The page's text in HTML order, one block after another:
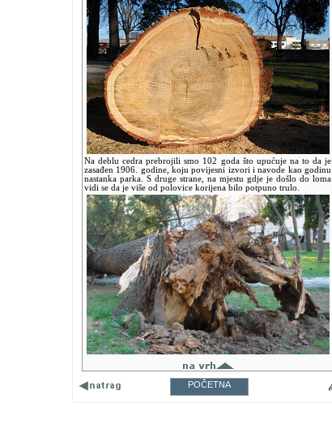
Na deblu cedra prebrojili smo 102 goda što upućuje na to da je
zasađen 1906. godine, koju povijesni izvori i navode kao godinu
nastanka parka. S druge strane, na mjestu gdje je došlo do loma
vidi se da je više od polovice korijena bilo potpuno trulo.
POČETNA